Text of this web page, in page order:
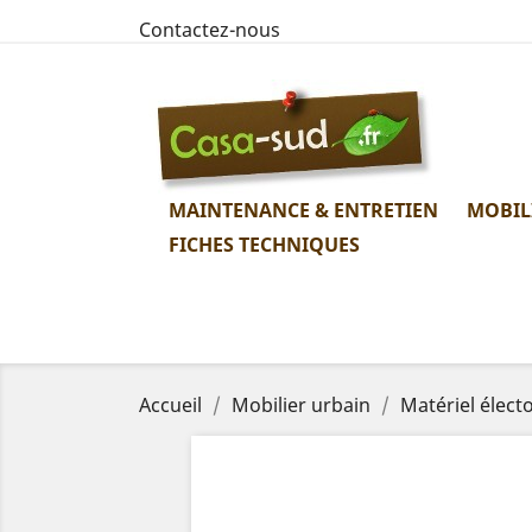
Contactez-nous
MAINTENANCE & ENTRETIEN
FICHES TECHNIQUES
Accueil Mobilier urbain Matériel